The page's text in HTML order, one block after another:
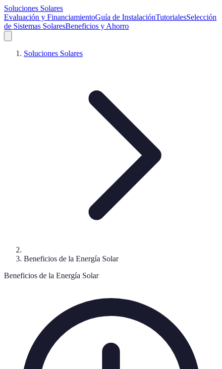
Soluciones Solares
Evaluación y FinanciamientoGuía de InstalaciónTutorialesSelección
de Sistemas SolaresBeneficios y Ahorro
Soluciones Solares
Beneficios de la Energía Solar
Beneficios de la Energía Solar